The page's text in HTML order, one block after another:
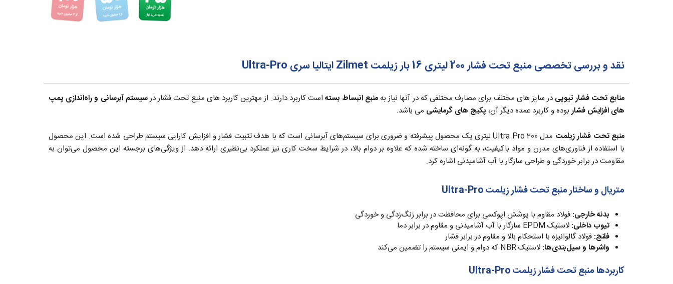
نقد و بررسی تخصصی منبع تحت فشار 200 لیتری 16 بار زیلمت Zilmet ایتالیا سری Ultra-Pro
منابع تحت فشار تیوپی در سایز های مختلف برای مصارف مختلفی که در آنها نیاز بهمنبع انبساط بستهاست کاربرد دارند. از مهترین کاربرد های منبع تحت فشار درسیستم آبرسانی و راه‌اندازی پمپ
های افزایش فشاربوده و کاربرد عمده دیگر آن، پکیج های گرمایشی می باشد.
منبع تحت فشار زیلمت
مدل Ultra Pro 200 لیتری یک محصول پیشرفته و ضروری برای سیستم‌های آبرسانی است که با هدف تثبیت فشار و افزایش کارایی سیستم طراحی شده است. این محصول
با استفاده از فناوری‌های مدرن و مواد باکیفیت، به گونه‌ای ساخته شده که علاوه بر دوام بالا، در شرایط سخت کاری نیز عملکرد بی‌نظیری ارائه دهد. از ویژگی‌های برجسته این محصول می‌توان به
مقاومت در برابر خوردگی و طراحی سازگار با آب آشامیدنی اشاره کرد.
متریال و ساختار منبع تحت فشار زیلمت Ultra-Pro
بدنه خارجی: فولاد مقاوم با پوشش اپوکسی برای محافظت در برابر زنگ‌زدگی و خوردگی
تیوب داخلی: لاستیک EPDM سازگار با آب آشامیدنی و مقاوم در برابر دما
فلنج: فولاد گالوانیزه با استحکام بالا و مقاوم در برابر فشار
واشرها و سیل‌بندی‌ها: لاستیک NBR که دوام و ایمنی سیستم را تضمین می‌کند
کاربردها منبع تحت فشار زیلمت Ultra-Pro